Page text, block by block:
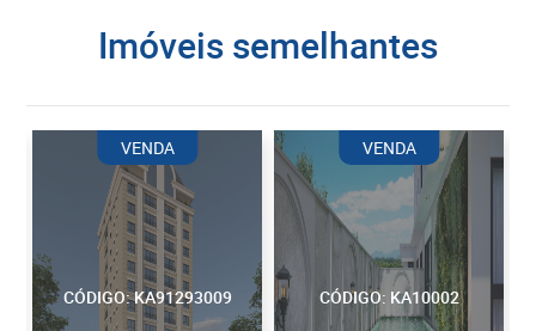
imóveis semelhantes
CÓDIGO: KA91293009
VENDA
CÓDIGO: KA10002
VENDA